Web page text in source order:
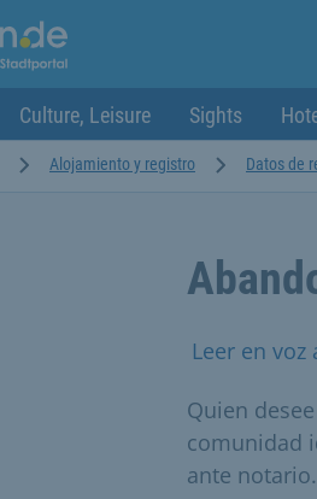
Culture, Leisure Sights
Alojamiento y registro Datos de
Leer en voz
Quien
comunidad
ante notario.